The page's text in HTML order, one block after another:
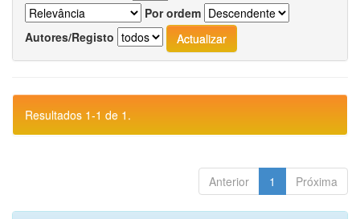
Por ordem
Autores/Registo
Resultados 1-1 de 1.
Anterior 1 Próxima